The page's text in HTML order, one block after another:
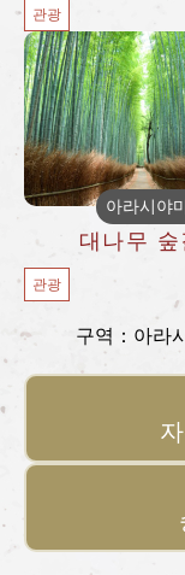
관광
아라시야
대나무 숲
관광
구역：아라